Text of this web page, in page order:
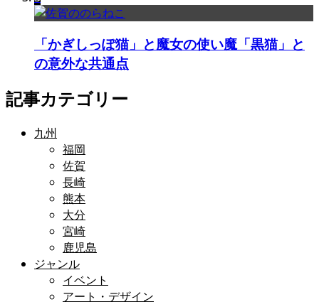
「かぎしっぽ猫」と魔女の使い魔「黒猫」と
の意外な共通点
記事カテゴリー
九州
福岡
佐賀
長崎
熊本
大分
宮崎
鹿児島
ジャンル
イベント
アート・デザイン